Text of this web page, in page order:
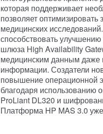
которая поддерживает
позволяет оптимизировать
медицинских
способствовать улучшению
шлюза High Availability
медицинским данным даже
информации. Создатели
повышение операционной
благодаря использованию
ProLiant DL320 и
Платформа HP MAS 3.0